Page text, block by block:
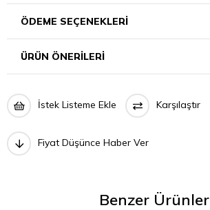
ÖDEME SEÇENEKLERI
ÜRÜN ÖNERILERI
İstek Listeme Ekle Karşılaştır
Fiyat Düşünce Haber Ver
Benzer Ürünler